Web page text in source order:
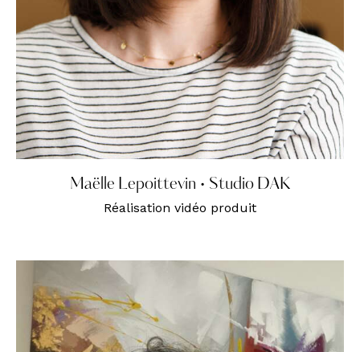
Maëlle Lepoittevin • Studio DAK
Réalisation vidéo produit